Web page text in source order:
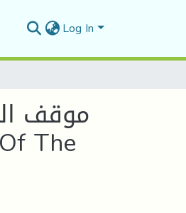
Log In
موقف
The